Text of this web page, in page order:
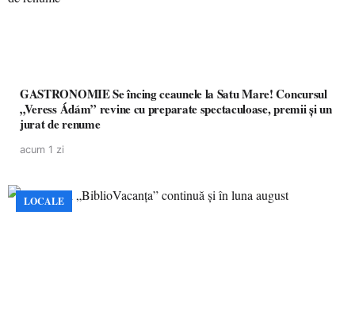
GASTRONOMIE Se încing ceaunele la Satu Mare! Concursul
„Veress Ádám” revine cu preparate spectaculoase, premii și un
jurat de renume
acum 1 zi
LOCALE